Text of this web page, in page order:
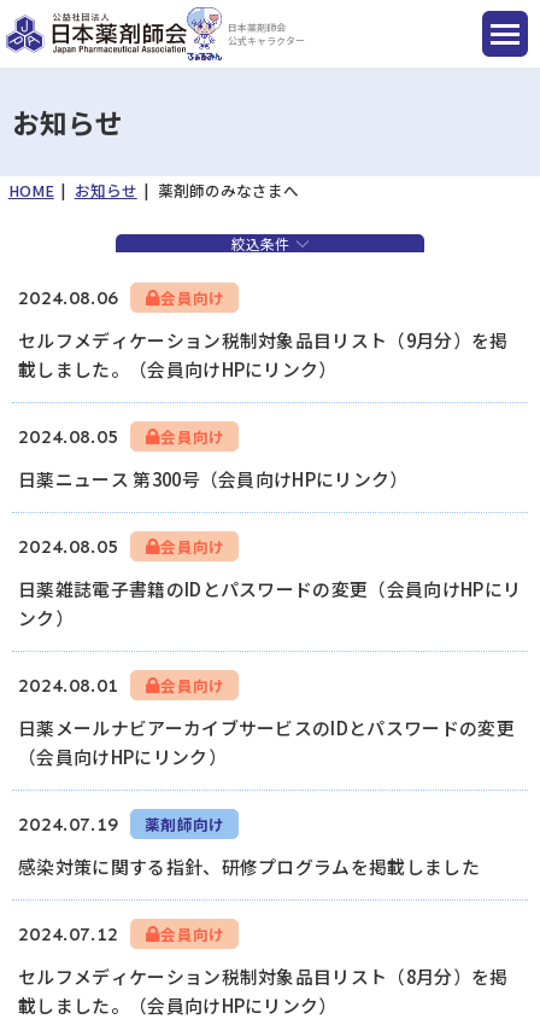
日本薬剤師会
公式キャラクター
国民のみなさまへ
会員のみなさまへ
薬剤師を目指す方へ
ログイン
お知らせ
HOME お知らせ 薬剤師のみなさまへ
絞込条件
2024.08.06 会員向け
セルフメディケーション税制対象品目リスト（9月分）を掲
載しました。（会員向けHPにリンク）
2024.08.05 会員向け
日薬ニュース 第300号（会員向けHPにリンク）
2024.08.05 会員向け
日薬雑誌電子書籍のIDとパスワードの変更（会員向けHPにリ
ンク）
2024.08.01 会員向け
日薬メールナビアーカイブサービスのIDとパスワードの変更
（会員向けHPにリンク）
2024.07.19 薬剤師向け
感染対策に関する指針、研修プログラムを掲載しました
2024.07.12 会員向け
セルフメディケーション税制対象品目リスト（8月分）を掲
載しました。（会員向けHPにリンク）